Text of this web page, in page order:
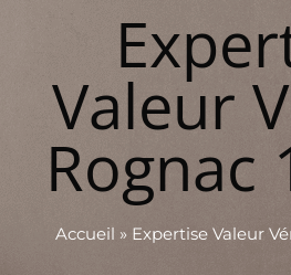
Valeur
Rognac
Accueil » Expertise Valeur